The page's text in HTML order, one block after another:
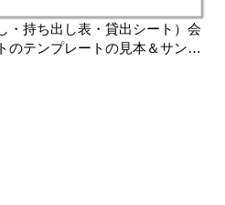
・持ち出し表・貸出シート）会
のテンプレートの見本＆サンプ